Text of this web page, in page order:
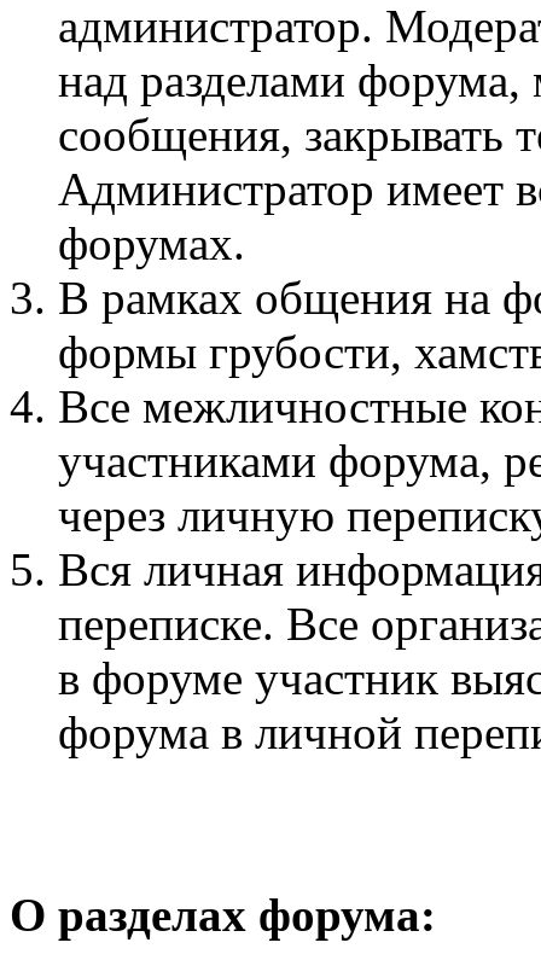
администратор.
над разделами форума,
сообщения, закрывать
Администратор имеет
форумах.
В рамках общения на
формы грубости,
Все межличностные
участниками форума,
через личную
Вся личная
переписке. Все
в форуме участник
форума в личной
О разделах форума: